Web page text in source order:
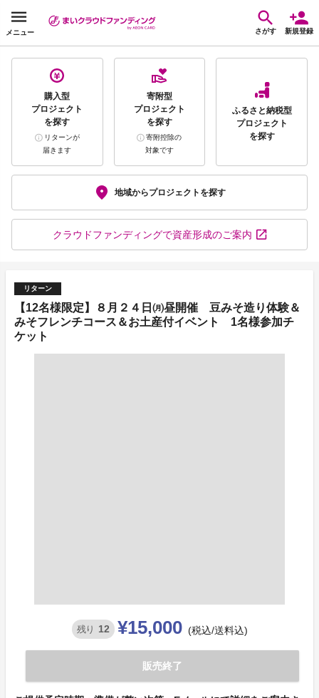
メニュー さがす 新規登録
購入型
プロジェクト
を探す
リターンが
届きます
寄附型
プロジェクト
を探す
寄附控除の
対象です
ふるさと納税型
プロジェクト
を探す
地域からプロジェクトを探す
クラウドファンディングで資産形成のご案内
リターン
【12名様限定】８月２４日㈪昼開催 豆みそ造り体験＆
みそフレンチコース＆お土産付イベント 1名様参加チ
ケット
残り 12 ¥15,000 (税込/送料込)
販売終了